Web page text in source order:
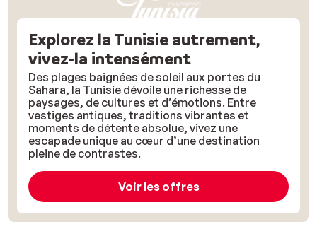
Explorez la Tunisie autrement,
vivez-la intensément
Des plages baignées de soleil aux portes du
Sahara, la Tunisie dévoile une richesse de
paysages, de cultures et d’émotions. Entre
vestiges antiques, traditions vibrantes et
moments de détente absolue, vivez une
escapade unique au cœur d’une destination
pleine de contrastes.
Voir les offres